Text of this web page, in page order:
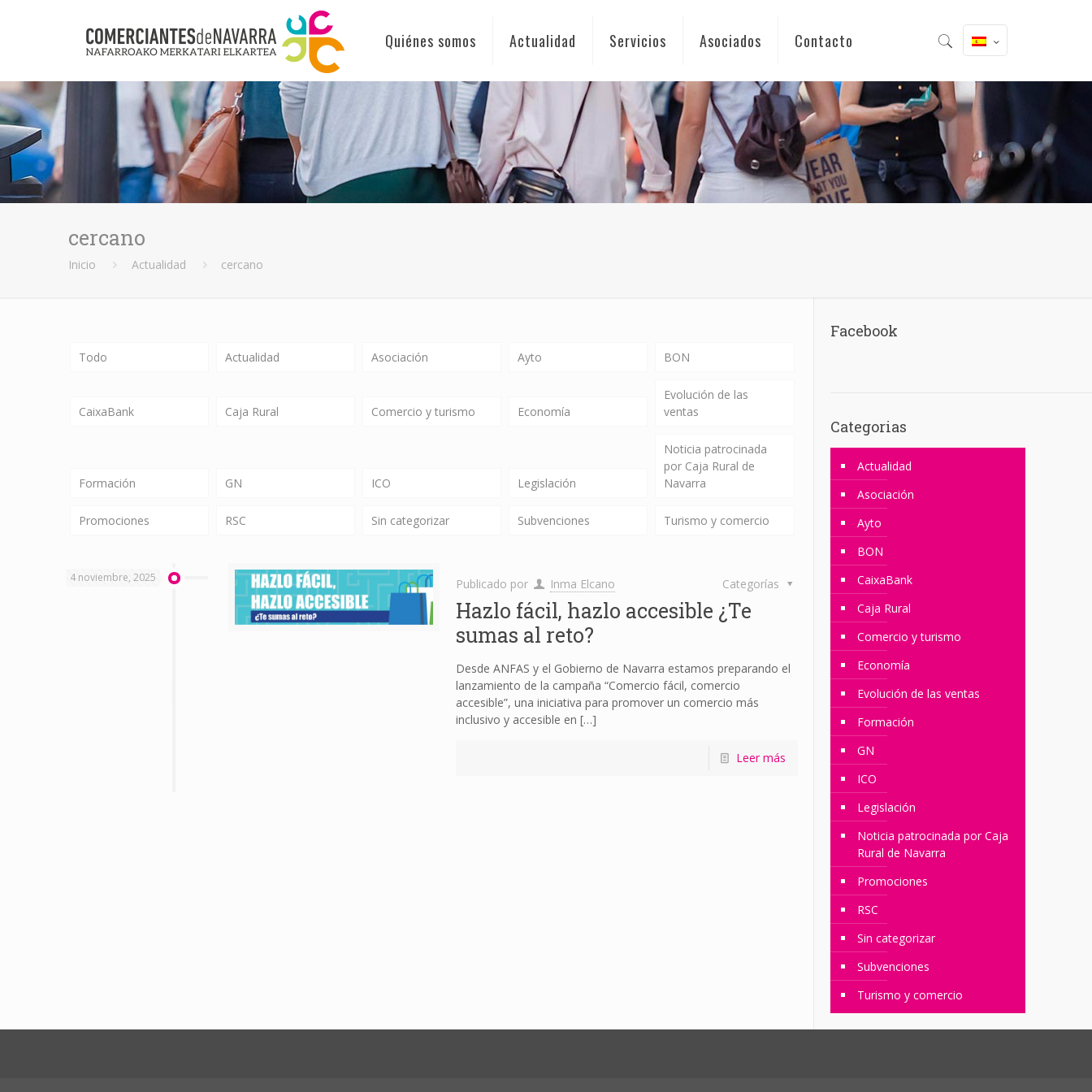
Quiénes somos Actualidad Servicios Asociados Contacto
cercano
Inicio Actualidad cercano
Todo Actualidad Asociación Ayto BON
CaixaBank Caja Rural Comercio y turismo Economía
Evolución de las
ventas
Formación GN ICO Legislación
Noticia patrocinada
por Caja Rural de
Navarra
Promociones RSC Sin categorizar Subvenciones Turismo y comercio
4 noviembre, 2025 Publicado por Inma Elcano Categorías
Hazlo fácil, hazlo accesible ¿Te
sumas al reto?
Desde ANFAS y el Gobierno de Navarra estamos preparando el
lanzamiento de la campaña “Comercio fácil, comercio
accesible”, una iniciativa para promover un comercio más
inclusivo y accesible en […]
Leer más
Facebook
Categorias
Actualidad
Asociación
Ayto
BON
CaixaBank
Caja Rural
Comercio y turismo
Economía
Evolución de las ventas
Formación
GN
ICO
Legislación
Noticia patrocinada por Caja
Rural de Navarra
Promociones
RSC
Sin categorizar
Subvenciones
Turismo y comercio